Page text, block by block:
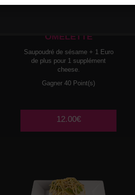
OMELETTE
Saupoudré de sésame + 1 Euro
de plus pour 1 supplément
cheese.
Gagner 40 Point(s)
12.00€